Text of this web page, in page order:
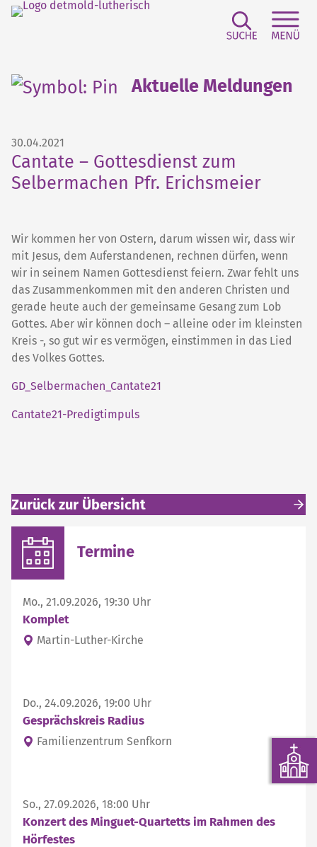
Aktuelle Meldungen
30.04.2021
Cantate – Gottesdienst zum
Selbermachen Pfr. Erichsmeier
Wir kommen her von Ostern, darum wissen wir, dass wir
mit Jesus, dem Auferstandenen, rechnen dürfen, wenn
wir in seinem Namen Gottesdienst feiern. Zwar fehlt uns
das Zusammenkommen mit den anderen Christen und
gerade heute auch der gemeinsame Gesang zum Lob
Gottes. Aber wir können doch – alleine oder im kleinsten
Kreis -, so gut wir es vermögen, einstimmen in das Lied
des Volkes Gottes.
GD_Selbermachen_Cantate21
Cantate21-Predigtimpuls
Zurück zur Übersicht
Weitere interessante Inhalte
Termine
Mo., 21.09.2026, 19:30 Uhr
Komplet
Martin-Luther-Kirche
Do., 24.09.2026, 19:00 Uhr
Gesprächskreis Radius
Familienzentrum Senfkorn
So., 27.09.2026, 18:00 Uhr
Konzert des Minguet-Quartetts im Rahmen des
Hörfestes